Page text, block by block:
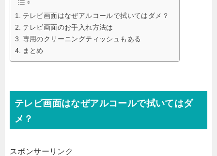
テレビ画面はなぜアルコールで拭いてはダメ？
テレビ画面のお手入れ方法は
専用のクリーニングティッシュもある
まとめ
テレビ画面はなぜアルコールで拭いてはダ
メ？
スポンサーリンク